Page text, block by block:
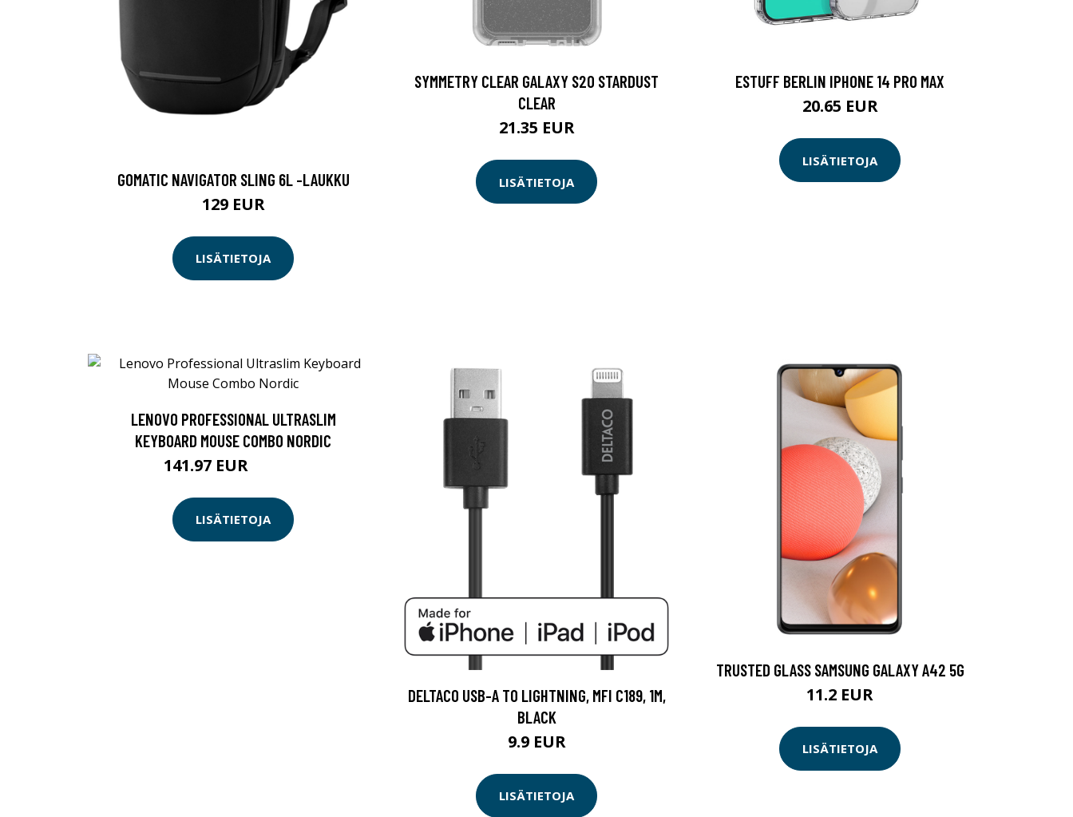
GOMATIC NAVIGATOR SLING 6L -LAUKKU
129 EUR
LISÄTIETOJA
SYMMETRY CLEAR GALAXY S20 STARDUST
CLEAR
21.35 EUR
LISÄTIETOJA
ESTUFF BERLIN IPHONE 14 PRO MAX
20.65 EUR
LISÄTIETOJA
LENOVO PROFESSIONAL ULTRASLIM
KEYBOARD MOUSE COMBO NORDIC
141.97 EUR
LISÄTIETOJA
DELTACO USB-A TO LIGHTNING, MFI C189, 1M,
BLACK
9.9 EUR
LISÄTIETOJA
TRUSTED GLASS SAMSUNG GALAXY A42 5G
11.2 EUR
LISÄTIETOJA